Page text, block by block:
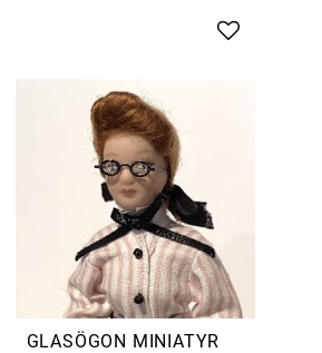
till i favoriter Lägg till i
GLASÖGON MINIATYR